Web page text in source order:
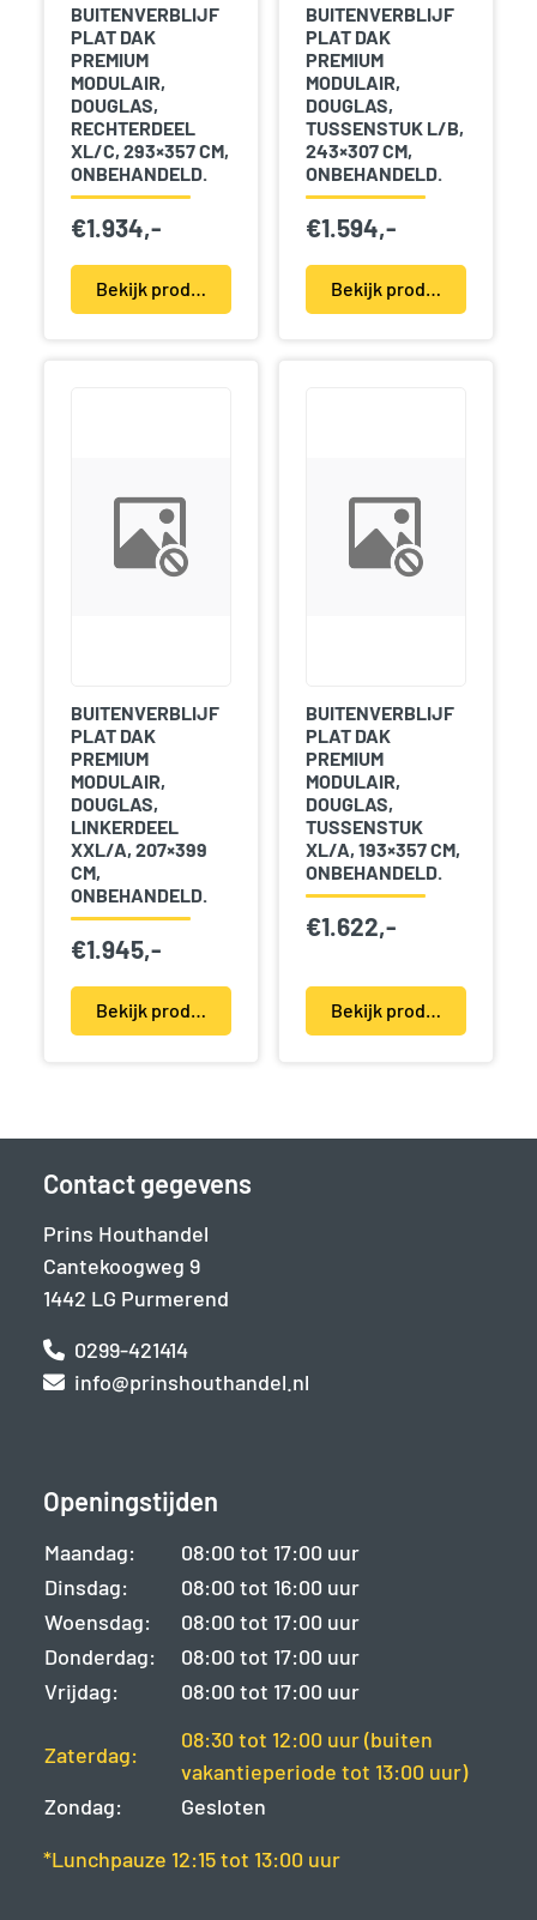
BUITENVERBLIJF
PLAT DAK
PREMIUM
MODULAIR,
DOUGLAS,
RECHTERDEEL
XL/C, 293×357 CM,
ONBEHANDELD.
€1.934,-
Bekijk product(en)
BUITENVERBLIJF
PLAT DAK
PREMIUM
MODULAIR,
DOUGLAS,
TUSSENSTUK L/B,
243×307 CM,
ONBEHANDELD.
€1.594,-
Bekijk product(en)
BUITENVERBLIJF
PLAT DAK
PREMIUM
MODULAIR,
DOUGLAS,
LINKERDEEL
XXL/A, 207×399
CM,
ONBEHANDELD.
€1.945,-
Bekijk product(en)
BUITENVERBLIJF
PLAT DAK
PREMIUM
MODULAIR,
DOUGLAS,
TUSSENSTUK
XL/A, 193×357 CM,
ONBEHANDELD.
€1.622,-
Bekijk product(en)
Contact gegevens
Prins Houthandel
Cantekoogweg 9
1442 LG Purmerend
0299-421414
info@prinshouthandel.nl
Openingstijden
Maandag:
08:00 tot 17:00 uur
Dinsdag:
08:00 tot 16:00 uur
Woensdag:
08:00 tot 17:00 uur
Donderdag:
08:00 tot 17:00 uur
Vrijdag:
08:00 tot 17:00 uur
Zaterdag:
08:30 tot 12:00 uur (buiten
vakantieperiode tot 13:00 uur)
Zondag:
Gesloten
*Lunchpauze 12:15 tot 13:00 uur